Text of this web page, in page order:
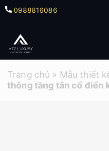
0988816086
Trang chủ » Mẫu thiết
thông tầng tân cổ điển